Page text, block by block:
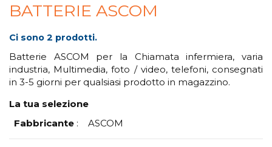
BATTERIE ASCOM
Ci sono 2 prodotti.
Batterie ASCOM per la Chiamata infermiera, varia
industria, Multimedia, foto / video, telefoni, consegnati
in 3-5 giorni per qualsiasi prodotto in magazzino.
La tua selezione
Fabbricante : ASCOM